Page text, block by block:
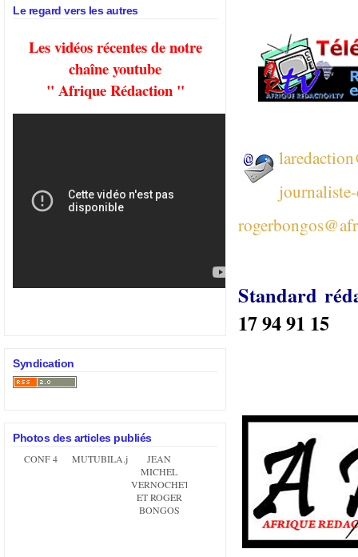
Le regard vers les autres
Les vidéos récentes de notre
chaîne youtube
" Afrique Rédaction "
Syndication
Photos des articles publiés
CONF 4
MUTUBILA.jpg
JEAN
MICHEL
VERNOCHET
ET ROGER
BONGOS
Standard
17 94 91 15